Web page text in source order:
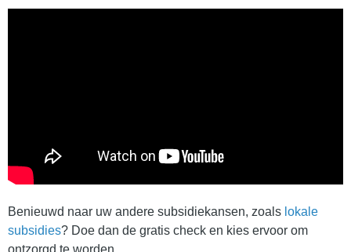
Benieuwd naar uw andere subsidiekansen, zoals lokale
subsidies? Doe dan de gratis check en kies ervoor om
ontzorgd te worden.